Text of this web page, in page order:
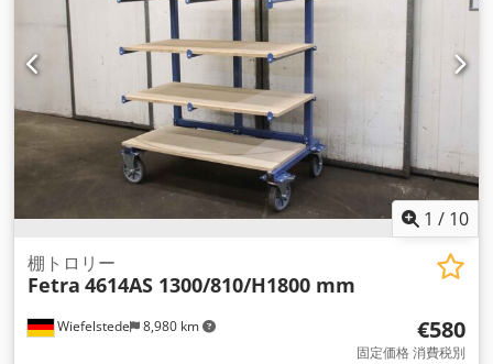
1 / 10
Wiefelstede 8,980 km
棚トロリー
Fetra 4614AS 1300/810/H1800 mm
€580
固定価格 消費税別